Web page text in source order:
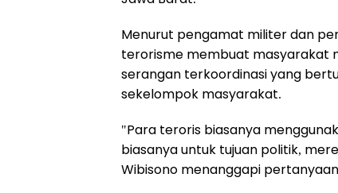
Menurut pengamat militer dan
terorisme membuat masyarakat
serangan terkoordinasi yang
sekelompok masyarakat.
"Para teroris biasanya
biasanya untuk tujuan politik,
Wibisono menanggapi